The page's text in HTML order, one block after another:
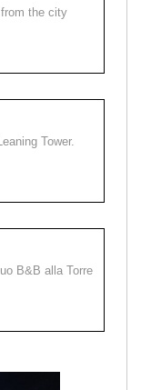
the city
Tower.
B&B alla Torre